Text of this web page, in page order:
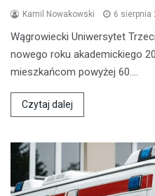
Kamil Nowakowski 6 sierpnia
Wągrowiecki Uniwersytet
nowego roku akademickiego
mieszkańcom powyżej 60.…
Czytaj dalej